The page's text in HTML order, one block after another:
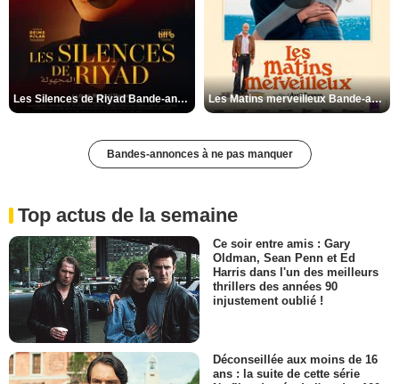
Les Silences de Riyad Bande-annonce VO STFR Les Matins merveilleux Bande-annonce VF
Bandes-annonces à ne pas manquer
Top actus de la semaine
Ce soir entre amis : Gary
Oldman, Sean Penn et Ed
Harris dans l'un des meilleurs
thrillers des années 90
injustement oublié !
Déconseillée aux moins de 16
ans : la suite de cette série